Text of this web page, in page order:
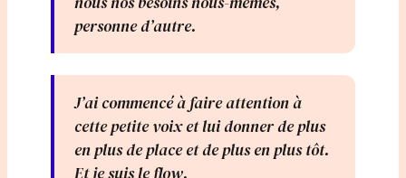
personne d’autre.
J’ai commencé à faire attention à
cette petite voix et lui donner de plus
en plus de place et de plus en plus tôt.
Et je suis le flow.